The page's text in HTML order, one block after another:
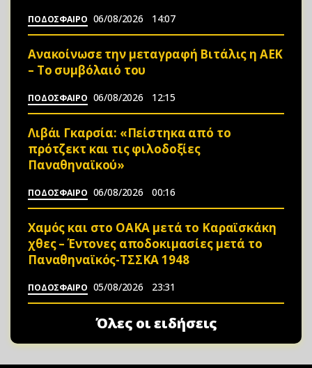
ΠΟΔΟΣΦΑΙΡΟ 06/08/2026 14:07
Ανακοίνωσε την μεταγραφή Βιτάλις η ΑΕΚ
– Το συμβόλαιό του
ΠΟΔΟΣΦΑΙΡΟ 06/08/2026 12:15
Λιβάι Γκαρσία: «Πείστηκα από το
πρότζεκτ και τις φιλοδοξίες
Παναθηναϊκού»
ΠΟΔΟΣΦΑΙΡΟ 06/08/2026 00:16
Χαμός και στο ΟΑΚΑ μετά το Καραϊσκάκη
χθες – Έντονες αποδοκιμασίες μετά το
Παναθηναϊκός-ΤΣΣΚΑ 1948
ΠΟΔΟΣΦΑΙΡΟ 05/08/2026 23:31
Όλες οι ειδήσεις